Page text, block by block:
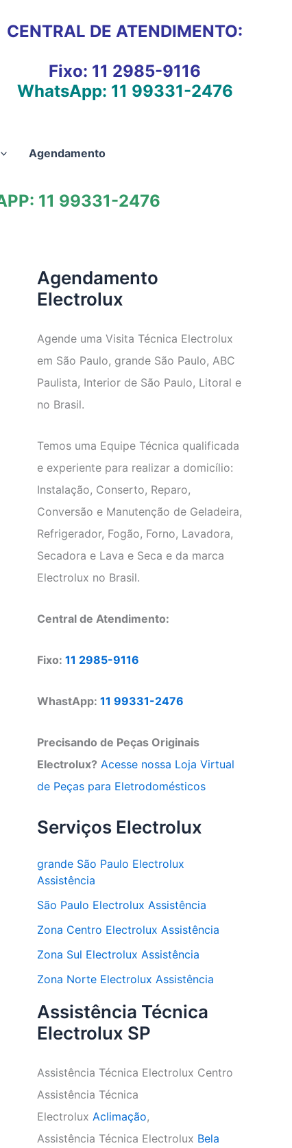
CENTRAL DE ATENDIMENTO:
Fixo: 11 2985-9116
WhatsApp: 11 99331-2476
Agendamento
11 99331-2476
Agendamento
Electrolux
Agende uma Visita Técnica Electrolux
em São Paulo, grande São Paulo, ABC
Paulista, Interior de São Paulo, Litoral e
no Brasil.
Temos uma Equipe Técnica qualificada
e experiente para realizar a domicílio:
Instalação, Conserto, Reparo,
Conversão e Manutenção de Geladeira,
Refrigerador, Fogão, Forno, Lavadora,
Secadora e Lava e Seca e da marca
Electrolux no Brasil.
Central de Atendimento:
Fixo: 11 2985-9116
WhastApp: 11 99331-2476
Precisando de Peças Originais
Electrolux? Acesse nossa Loja Virtual
de Peças para Eletrodomésticos
Serviços Electrolux
grande São Paulo Electrolux
Assistência
São Paulo Electrolux Assistência
Zona Centro Electrolux Assistência
Zona Sul Electrolux Assistência
Zona Norte Electrolux Assistência
Assistência Técnica
Electrolux SP
Assistência Técnica Electrolux Centro
Assistência Técnica
Electrolux Aclimação,
Assistência Técnica Electrolux Bela